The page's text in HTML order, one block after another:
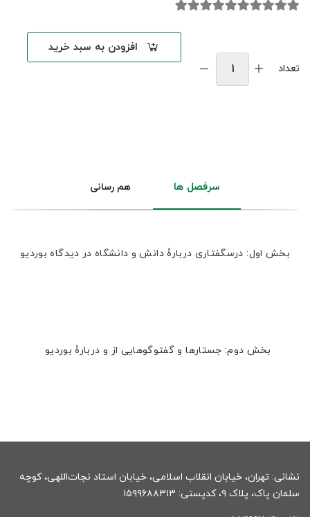
تعداد
افزودن به سبد خرید
سرفصل ها هم رسانی
بخش اول: درسگفتاری دربارۀ دانش و دانشگاه در دیدگاه بوردیو
بخش دوم: جستارها و گفتوگوهایی از و دربارۀ بوردیو
نشانی: تهران، خیابان انقلاب اسلامی، خیابان استاد نجات‌اللهی، کوچه
سلمان پاک، پلاک ۹، کدپستی: ۱۵۹۹۶۸۸۳۱۳